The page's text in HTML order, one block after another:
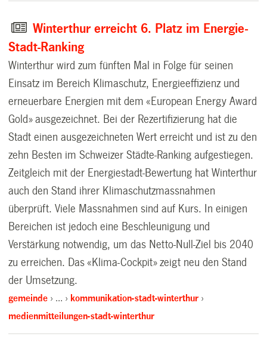
Winterthur erreicht 6. Platz im Energie-
Stadt-Ranking
Winterthur wird zum fünften Mal in Folge für seinen
Einsatz im Bereich Klimaschutz, Energieeffizienz und
erneuerbare Energien mit dem «European Energy Award
Gold» ausgezeichnet. Bei der Rezertifizierung hat die
Stadt einen ausgezeichneten Wert erreicht und ist zu den
zehn Besten im Schweizer Städte-Ranking aufgestiegen.
Zeitgleich mit der Energiestadt-Bewertung hat Winterthur
auch den Stand ihrer Klimaschutzmassnahmen
überprüft. Viele Massnahmen sind auf Kurs. In einigen
Bereichen ist jedoch eine Beschleunigung und
Verstärkung notwendig, um das Netto-Null-Ziel bis 2040
zu erreichen. Das «Klima-Cockpit» zeigt neu den Stand
der Umsetzung.
gemeinde …
kommunikation-stadt-winterthur
medienmitteilungen-stadt-winterthur